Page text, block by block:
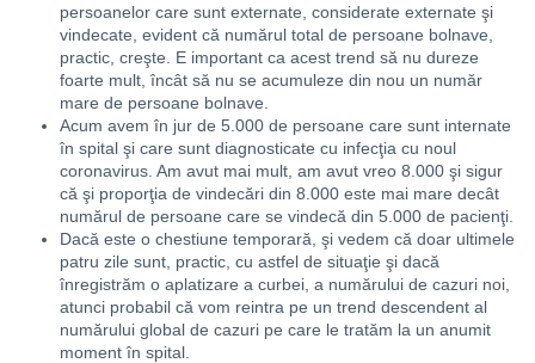
persoanelor care sunt externate, considerate externate şi
vindecate, evident că numărul total de persoane bolnave,
practic, creşte. E important ca acest trend să nu dureze
foarte mult, încât să nu se acumuleze din nou un număr
mare de persoane bolnave.
Acum avem în jur de 5.000 de persoane care sunt internate
în spital şi care sunt diagnosticate cu infecţia cu noul
coronavirus. Am avut mai mult, am avut vreo 8.000 şi sigur
că şi proporţia de vindecări din 8.000 este mai mare decât
numărul de persoane care se vindecă din 5.000 de pacienţi.
Dacă este o chestiune temporară, şi vedem că doar ultimele
patru zile sunt, practic, cu astfel de situaţie şi dacă
înregistrăm o aplatizare a curbei, a numărului de cazuri noi,
atunci probabil că vom reintra pe un trend descendent al
numărului global de cazuri pe care le tratăm la un anumit
moment în spital.